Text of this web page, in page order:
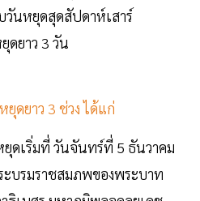
วันหยุดสุดสัปดาห์เสาร์
ดยาว 3 วัน
ดยาว 3 ช่วง ได้แก่
ดเริ่มที่ วันจันทร์ที่ 5 ธันวาคม
บรมราชสมภพของพระบาท